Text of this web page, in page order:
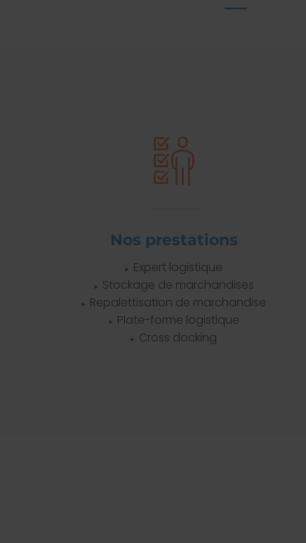
Nos prestations
Expert logistique
Stockage de marchandises
Repalettisation de marchandise
Plate-forme logistique
Cross docking